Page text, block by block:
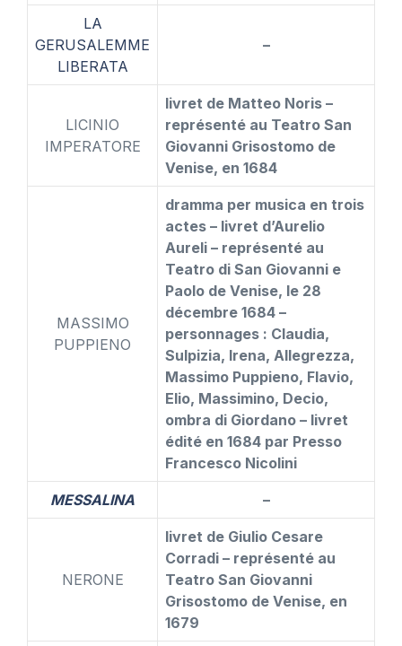
LA
GERUSALEMME
LIBERATA
–
LICINIO
IMPERATORE
livret de Matteo Noris –
représenté au Teatro San
Giovanni Grisostomo de
Venise, en 1684
MASSIMO
PUPPIENO
dramma per musica en trois
actes – livret d’Aurelio
Aureli – représenté au
Teatro di San Giovanni e
Paolo de Venise, le 28
décembre 1684 –
personnages : Claudia,
Sulpizia, Irena, Allegrezza,
Massimo Puppieno, Flavio,
Elio, Massimino, Decio,
ombra di Giordano – livret
édité en 1684 par Presso
Francesco Nicolini
MESSALINA –
NERONE
livret de Giulio Cesare
Corradi – représenté au
Teatro San Giovanni
Grisostomo de Venise, en
1679